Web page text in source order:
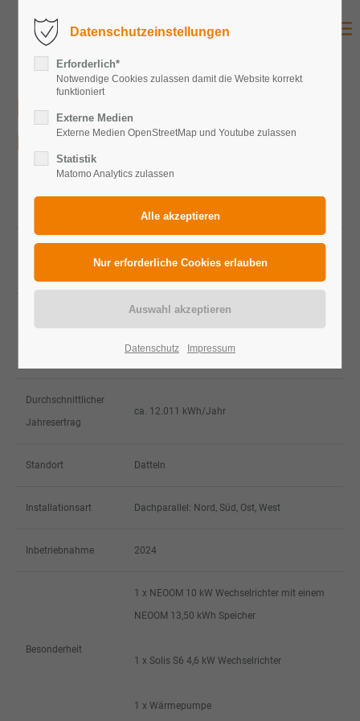
Datteln (Neoom)
Privat
14,96 kWp
Peakleistung
440 Wp
34
Durchschnittlicher
Jahresertrag
ca. 12.011 kWh/Jahr
Standort Datteln
Installationsart Dachparallel: Nord, Süd, Ost, West
Inbetriebnahme 2024
Besonderheit
1 x NEOOM 10 kW Wechselrichter mit einem
NEOOM 13,50 kWh Speicher
1 x Solis S6 4,6 kW Wechselrichter
1 x Wärmepumpe
Datenschutzeinstellungen
Erforderlich*
Notwendige Cookies zulassen damit die Website korrekt
funktioniert
Externe Medien
Externe Medien OpenStreetMap und Youtube zulassen
Statistik
Matomo Analytics zulassen
Datenschutz Impressum